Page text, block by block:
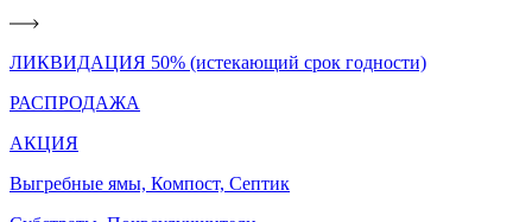
ЛИКВИДАЦИЯ 50% (истекающий срок годности)
РАСПРОДАЖА
АКЦИЯ
Выгребные ямы, Компост, Септик